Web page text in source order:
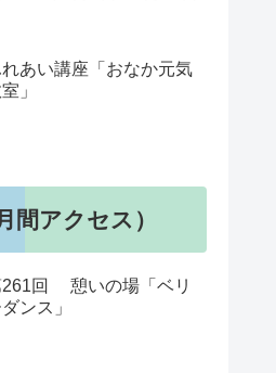
あい講座「おなか元気
」
間アクセス）
261回 憩いの場「ベリ
ンス」